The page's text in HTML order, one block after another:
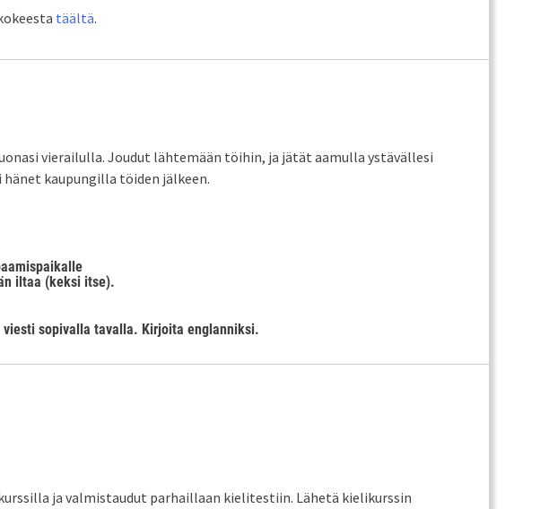
täältä.
vierailulla. Joudut lähtemään töihin, ja jätät aamulla ystävällesi
kaupungilla töiden jälkeen.
iltaa (keksi itse).
sopivalla tavalla. Kirjoita englanniksi.
ja valmistaudut parhaillaan kielitestiin. Lähetä kielikurssin